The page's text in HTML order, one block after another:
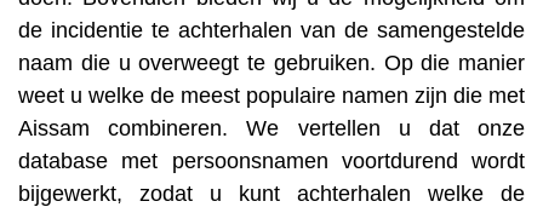
de incidentie te achterhalen van de samengestelde
naam die u overweegt te gebruiken. Op die manier
weet u welke de meest populaire namen zijn die met
Aissam combineren. We vertellen u dat onze
database met persoonsnamen voortdurend wordt
bijgewerkt, zodat u kunt achterhalen welke de